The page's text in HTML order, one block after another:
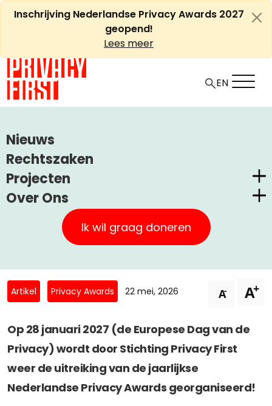
Ga
naarInschrijving Nederlandse Privacy Awards 2027
geopend!
Lees meer
Nieuws
Rechtszaken
Projecten
Nederlandse Privacy Awards
Claimstichting CUIC
PrivacyWijzer
Privacy Coalitie
PSD2-me-niet
SpecifiekeToestemming.nl
Over Ons
Privacy First
Onze Successen
Kom in actie
Nieuwsbrieven
Privacybeleid
ANBI Status
Playlist
Ik wil graag doneren
EN
INSCHRIJVING NEDERLANDSE PRIVACY AWARDS 2027
GEOPEND!
Inschrijving Nederlandse
Privacy Awards 2027
geopend!
Artikel Privacy Awards 22 mei, 2026 A- A+
Op 28 januari 2027 (de Europese Dag van de
Privacy) wordt door Stichting Privacy First
weer de uitreiking van de jaarlijkse
Nederlandse Privacy Awards georganiseerd!